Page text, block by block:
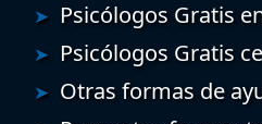
Psicólogos Gratis
Psicólogos Gratis
Otras formas de